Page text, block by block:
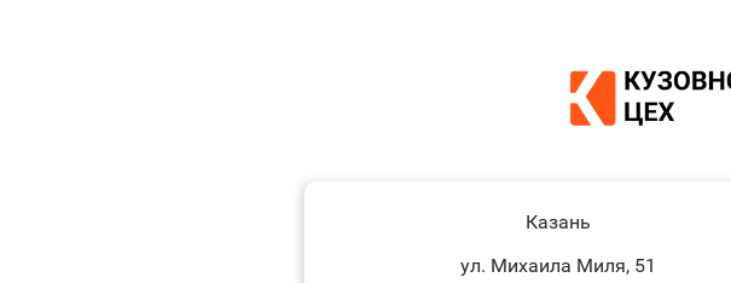
Казань
ул. Михаила Миля, 51